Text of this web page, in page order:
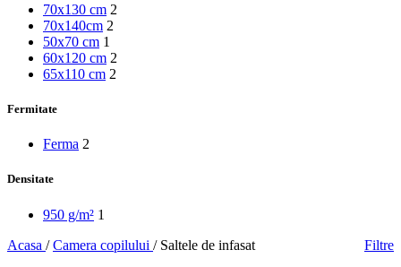
70x130 cm 2
70x140cm 2
50x70 cm 1
60x120 cm 2
65x110 cm 2
Fermitate
Ferma 2
Densitate
950 g/m² 1
Acasa / Camera copilului / Saltele de infasat Filtre